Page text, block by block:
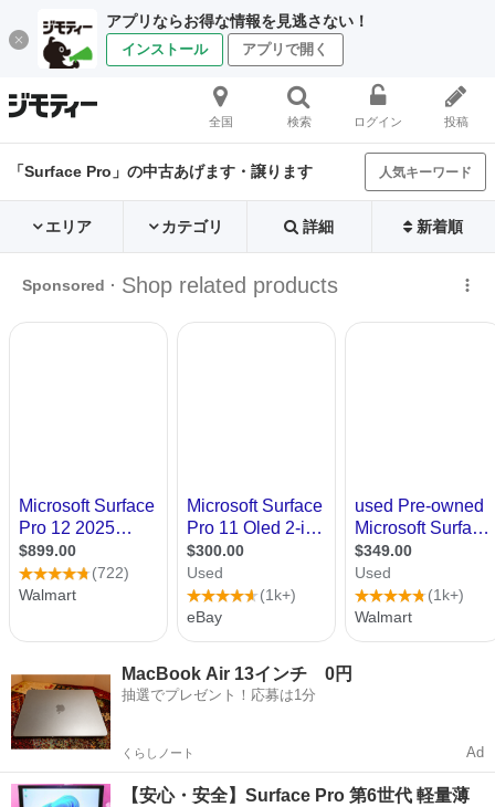
アプリならお得な情報を見逃さない！
インストール アプリで開く
全国 検索 ログイン 投稿
「Surface Pro」の中古あげます・譲ります 人気キーワード
エリア カテゴリ 詳細 新着順
MacBook Air 13インチ 0円
抽選でプレゼント！応募は1分
くらしノート Ad
【安心・安全】Surface Pro 第6世代 軽量薄